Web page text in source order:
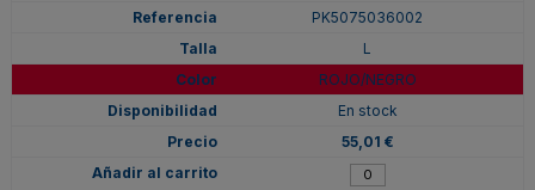
PK5075036002
L
ROJO/NEGRO
En stock
55,01 €